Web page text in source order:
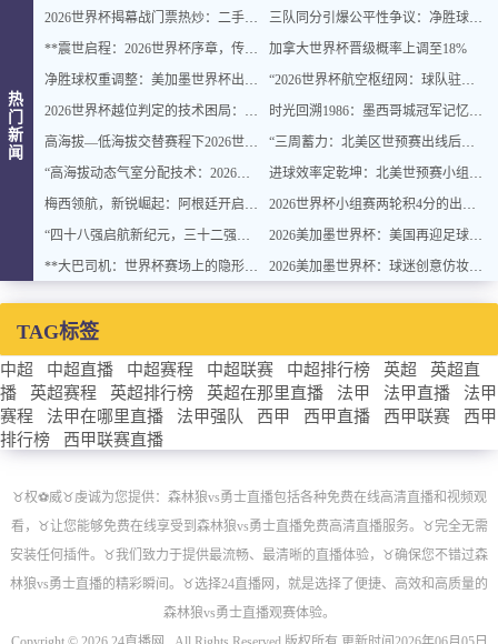
热
门
新
闻
2026世界杯揭幕战门票热炒：二手价翻倍仍被瞬间抢空
**震世启程：2026世界杯序章，传奇燃动**
净胜球权重调整：美加墨世界杯出线规则或迎结构性变化
2026世界杯越位判定的技术困局：毫米级精确与物理极限的博弈边界
高海拔—低海拔交替赛程下2026世界杯球员血氧饱和度的动态追踪与影响机制分析
“高海拔动态气室分配技术：2026世界杯官方用球方案”
梅西领航，新锐崛起：阿根廷开启卫冕新征程
“四十八强启航新纪元，三十二强封存旧章：2026世界杯重塑格局”
**大巴司机：世界杯赛场上的隐形战术指挥官与极限驾驶训练**
三队同分引爆公平性争议：净胜球规则再遭质疑
加拿大世界杯晋级概率上调至18%
“2026世界杯航空枢纽网：球队驻地与赛场的快速衔接设计”
时光回溯1986：墨西哥城冠军记忆主题民宿，重燃你的世界杯情怀
“三周蓄力：北美区世预赛出线后的体能优化策略”
进球效率定乾坤：北美世预赛小组排名背后的转化率密码
2026世界杯小组赛两轮积4分的出线概率与晋级稳定性分析
2026美加墨世界杯：美国再迎足球盛宴
2026美加墨世界杯：球迷创意仿妆致敬球星
TAG标签
中超 中超直播 中超赛程 中超联赛 中超排行榜 英超
英超直
播
英超赛程 英超排行榜 英超在那里直播 法甲 法甲直播
法甲
赛程
法甲在哪里直播 法甲强队 西甲 西甲直播 西甲联赛
西甲
排行榜
西甲联赛直播
♉️权⚽威♉️虔诚为您提供：森林狼vs勇士直播包括各种免费在线高清直播和视频观
看，♉️让您能够免费在线享受到森林狼vs勇士直播免费高清直播服务。♉️完全无需
安装任何插件。♉️我们致力于提供最流畅、最清晰的直播体验，♉️确保您不错过森
林狼vs勇士直播的精彩瞬间。♉️选择24直播网，就是选择了便捷、高效和高质量的
森林狼vs勇士直播观赛体验。